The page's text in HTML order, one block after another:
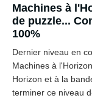
Machines à
de puzzle...
100%
Dernier niveau en
Machines à
Horizon et à la
terminer ce niveau